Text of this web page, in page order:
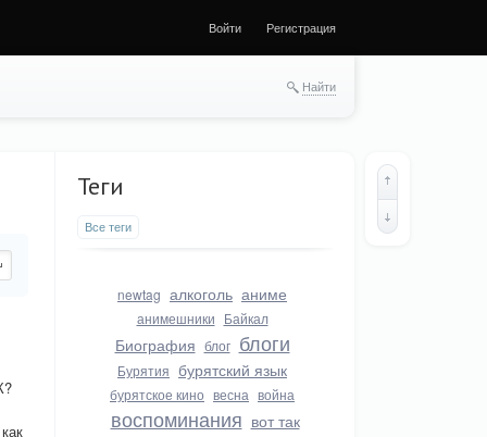
Войти Регистрация
Найти
Теги
Все теги
newtag алкоголь аниме
анимешники Байкал
Биография блог блоги
Бурятия бурятский язык
бурятское кино весна война
воспоминания вот так